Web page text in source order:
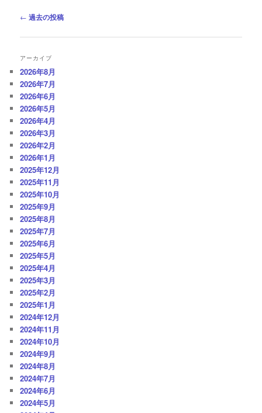
投
ナ
ー
シ
ョ
ン
← 過去の投稿
アーカイブ
2026年8月
2026年7月
2026年6月
2026年5月
2026年4月
2026年3月
2026年2月
2026年1月
2025年12月
2025年11月
2025年10月
2025年9月
2025年8月
2025年7月
2025年6月
2025年5月
2025年4月
2025年3月
2025年2月
2025年1月
2024年12月
2024年11月
2024年10月
2024年9月
2024年8月
2024年7月
2024年6月
2024年5月